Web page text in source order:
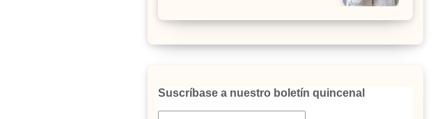
Suscríbase a nuestro boletín quincenal